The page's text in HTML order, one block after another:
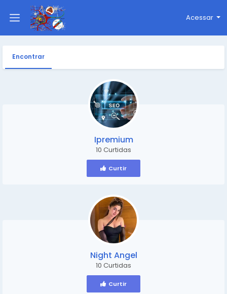
Acessar
Encontrar
Ipremium
10 Curtidas
Curtir
Night Angel
10 Curtidas
Curtir